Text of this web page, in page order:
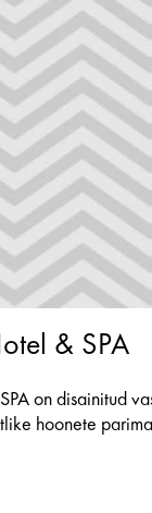
& SPA
on disainitud
hoonete